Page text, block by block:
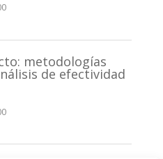
metodologías
de efectividad